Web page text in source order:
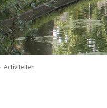
Activiteiten